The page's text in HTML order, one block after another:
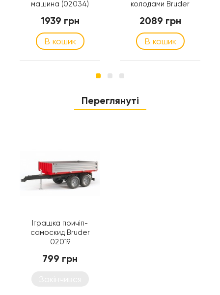
машина (02034)
1939 грн
В кошик
колодами Bruder
2089 грн
В кошик
Переглянуті
Іграшка причіп-
самоскид Bruder
02019
799 грн